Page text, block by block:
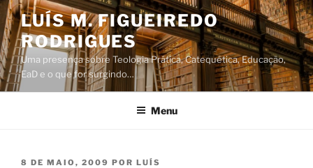
Saltar
para
o
conteúdo
LUÍS M. FIGUEIREDO
RODRIGUES
Uma presença sobre Teologia Prática, Catequética, Educação,
EaD e o que for surgindo…
Menu
PUBLICADO
8 DE MAIO, 2009 POR LUÍS